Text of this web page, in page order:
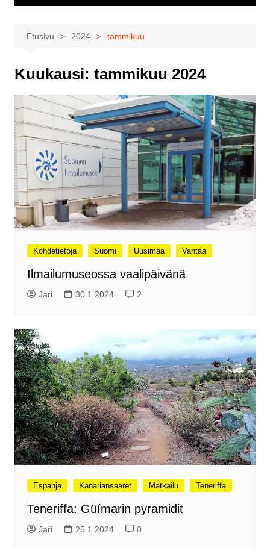
Etusivu 2024 tammikuu
Kuukausi: tammikuu 2024
Kohdetietoja Suomi Uusimaa Vantaa
Ilmailumuseossa vaalipäivänä
Jari 30.1.2024 2
Espanja Kanariansaaret Matkailu Teneriffa
Teneriffa: Güímarin pyramidit
Jari 25.1.2024 0